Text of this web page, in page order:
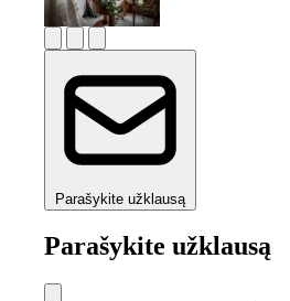
Parašykite užklausą
Parašykite užklausą